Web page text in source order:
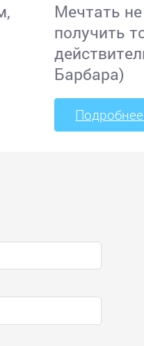
Мечтать
получить
Барбара)